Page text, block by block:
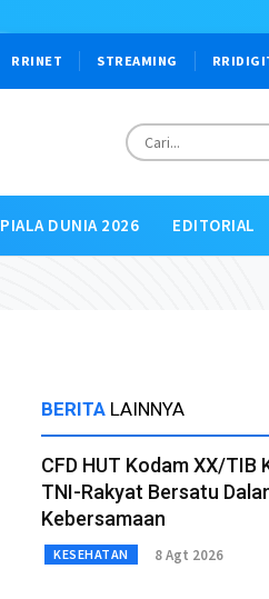
RRINET STREAMING
PIALA DUNIA 2026 EDITORIAL
BERITA LAINNYA
CFD HUT Kodam XX/TIB
TNI-Rakyat Bersatu
Kebersamaan
KESEHATAN 8 Agt 2026